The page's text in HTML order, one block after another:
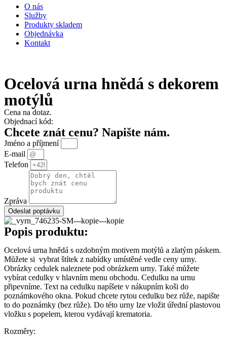
O nás
Služby
Produkty skladem
Objednávka
Kontakt
Ocelová urna hnědá s dekorem
motýlů
Cena na dotaz.
Objednací kód:
Chcete znát cenu? Napište nám.
Jméno a příjmení
E-mail
Telefon
Zpráva
Odeslat poptávku
Popis produktu:
Ocelová urna hnědá s ozdobným motivem motýlů a zlatým páskem.
Můžete si vybrat štítek z nabídky umístěné vedle ceny urny.
Obrázky cedulek naleznete pod obrázkem urny. Také můžete
vybírat cedulky v hlavním menu obchodu. Cedulku na urnu
připevníme. Text na cedulku napíšete v nákupním koši do
poznámkového okna. Pokud chcete rytou cedulku bez růže, napište
to do poznámky (bez růže). Do této urny lze vložit úřední plastovou
vložku s popelem, kterou vydávají krematoria.
Rozměry: